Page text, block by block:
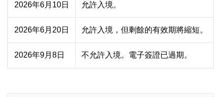
2026年6月10日 允許入境。
2026年6月20日 允許入境，但剩餘的有效期將縮短。
2026年9月8日 不允許入境。電子簽證已過期。